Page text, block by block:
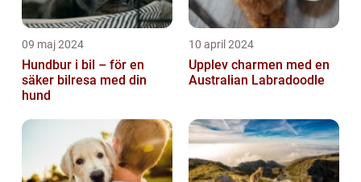
09 maj 2024
Hundbur i bil – för en
säker bilresa med din
hund
10 april 2024
Upplev charmen med en
Australian Labradoodle